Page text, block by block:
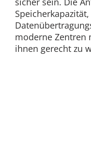
moderne Zentren
ihnen gerecht zu